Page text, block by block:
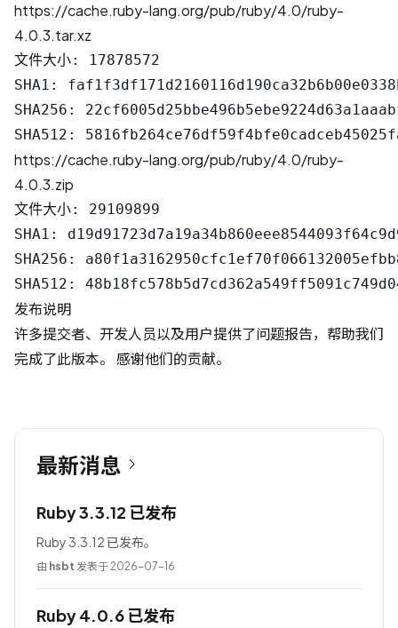
https://cache.ruby-lang.org/pub/ruby/4.0/ruby-
4.0.3.tar.xz
文件大小: 17878572
SHA1:
SHA256:
https://cache.ruby-lang.org/pub/ruby/4.0/ruby-
4.0.3.zip
文件大小: 29109899
SHA1:
SHA256:
发布说明
许多提交者、开发人员以及用户提供了问题报告，帮助我们
完成了此版本。 感谢他们的贡献。
最新消息
Ruby 3.3.12 已发布
Ruby 3.3.12 已发布。
由 hsbt 发表于 2026-07-16
Ruby 4.0.6 已发布